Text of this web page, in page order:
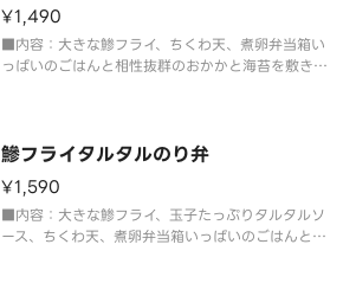
¥1,490
■内容：大きな鯵フライ、ちくわ天、煮卵弁当箱い
っぱいのごはんと相性抜群のおかかと海苔を敷き詰
に注意してお召し上がりください。
鰺フライタルタルのり弁
¥1,590
■内容：大きな鯵フライ、玉子たっぷりタルタルソ
ース、ちくわ天、煮卵弁当箱いっぱいのごはんと相